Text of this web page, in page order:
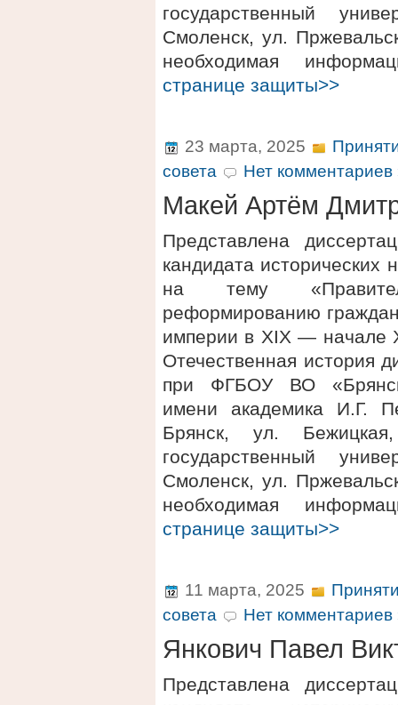
государственный
Смоленск, ул.
необходимая
странице защиты>>
23 марта, 2025
совета
Нет комментариев
Макей Артём
Представлена
кандидата
на тему
реформированию
империи в XIX — начале
Отечественная история
при ФГБОУ ВО
имени академика И.Г.
Брянск, ул.
государственный
Смоленск, ул.
необходимая
странице защиты>>
11 марта, 2025
совета
Нет комментариев
Янкович Павел
Представлена